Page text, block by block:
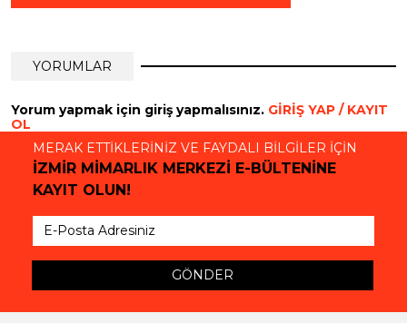
YORUMLAR
Yorum yapmak için giriş yapmalısınız. GİRİŞ YAP / KAYIT
OL
MERAK ETTİKLERİNİZ VE FAYDALI BİLGİLER İÇİN
İZMİR MİMARLIK MERKEZİ E-BÜLTENİNE
KAYIT OLUN!
GÖNDER